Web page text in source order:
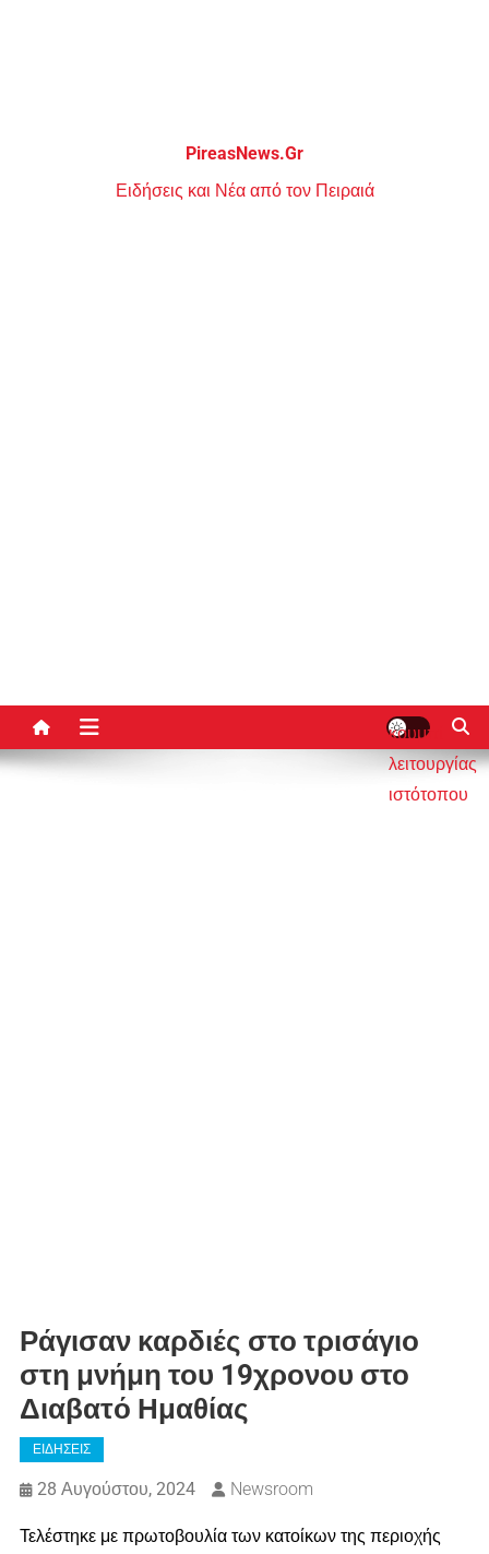
PireasNews.Gr
Ειδήσεις και Νέα από τον Πειραιά
κουμπί
λειτουργίας
ιστότοπου
Ράγισαν καρδιές στο τρισάγιο
στη μνήμη του 19χρονου στο
Διαβατό Ημαθίας
ΕΙΔΗΣΕΙΣ
28 Αυγούστου, 2024 Newsroom
Τελέστηκε με πρωτοβουλία των κατοίκων της περιοχής